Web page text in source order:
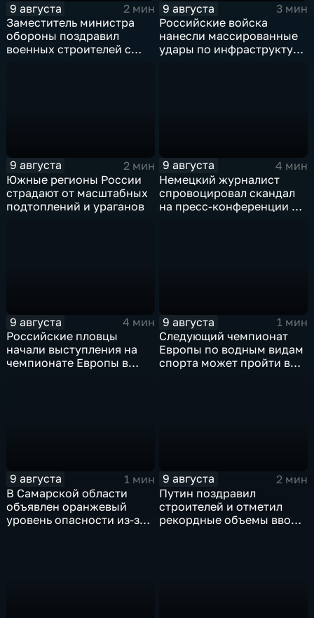
9 августа
2 мин
Заместитель министра
обороны поздравил
военных строителей с
9 августа
3 мин
Российские войска
нанесли массированные
удары по инфраструктуре
9 августа
2 мин
Южные регионы России
страдают от масштабных
подтоплений и ураганов
9 августа
4 мин
Немецкий журналист
спровоцировал скандал
на пресс-конференции в
9 августа
4 мин
Российские пловцы
начали выступления на
чемпионате Европы в
9 августа
1 мин
Следующий чемпионат
Европы по водным видам
спорта может пройти в
9 августа
1 мин
В Самарской области
объявлен оранжевый
уровень опасности из-за
9 августа
2 мин
Путин поздравил
строителей и отметил
рекордные объемы ввода